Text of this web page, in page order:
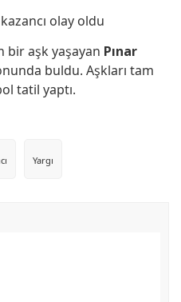
bir aşk yaşayan Pınar
buldu. Aşkları tam
tatil yaptı.
Yargı